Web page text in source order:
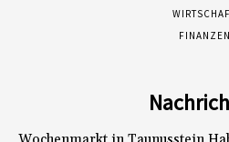
FINANZEN